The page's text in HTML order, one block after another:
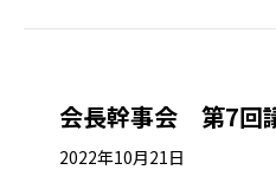
会長幹事会 第7回
2022年10月21日